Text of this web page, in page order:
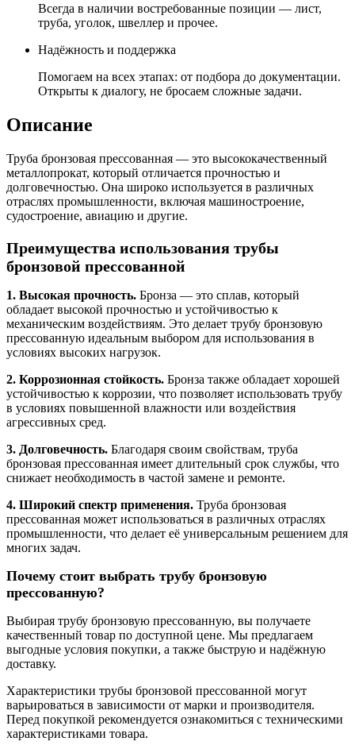
Всегда в наличии востребованные позиции — лист,
труба, уголок, швеллер и прочее.
Надёжность и поддержка
Помогаем на всех этапах: от подбора до документации.
Открыты к диалогу, не бросаем сложные задачи.
Описание
Труба бронзовая прессованная — это высококачественный
металлопрокат, который отличается прочностью и
долговечностью. Она широко используется в различных
отраслях промышленности, включая машиностроение,
судостроение, авиацию и другие.
Преимущества использования трубы
бронзовой прессованной
1. Высокая прочность. Бронза — это сплав, который
обладает высокой прочностью и устойчивостью к
механическим воздействиям. Это делает трубу бронзовую
прессованную идеальным выбором для использования в
условиях высоких нагрузок.
2. Коррозионная стойкость. Бронза также обладает хорошей
устойчивостью к коррозии, что позволяет использовать трубу
в условиях повышенной влажности или воздействия
агрессивных сред.
3. Долговечность. Благодаря своим свойствам, труба
бронзовая прессованная имеет длительный срок службы, что
снижает необходимость в частой замене и ремонте.
4. Широкий спектр применения. Труба бронзовая
прессованная может использоваться в различных отраслях
промышленности, что делает её универсальным решением для
многих задач.
Почему стоит выбрать трубу бронзовую
прессованную?
Выбирая трубу бронзовую прессованную, вы получаете
качественный товар по доступной цене. Мы предлагаем
выгодные условия покупки, а также быструю и надёжную
доставку.
Характеристики трубы бронзовой прессованной могут
варьироваться в зависимости от марки и производителя.
Перед покупкой рекомендуется ознакомиться с техническими
характеристиками товара.